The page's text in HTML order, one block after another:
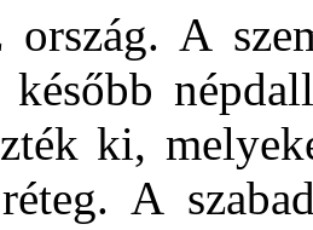
ország. A
később
ki,
A